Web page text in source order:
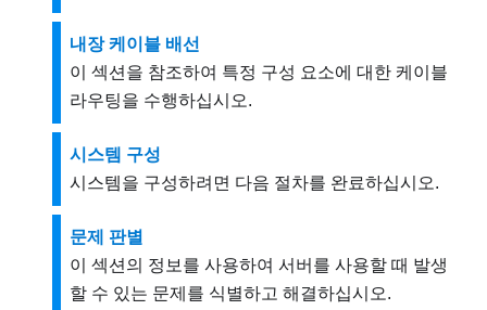
내장 케이블 배선
이 섹션을 참조하여 특정 구성 요소에 대한 케이블
라우팅을 수행하십시오.
시스템 구성
시스템을 구성하려면 다음 절차를 완료하십시오.
문제 판별
이 섹션의 정보를 사용하여 서버를 사용할 때 발생
할 수 있는 문제를 식별하고 해결하십시오.